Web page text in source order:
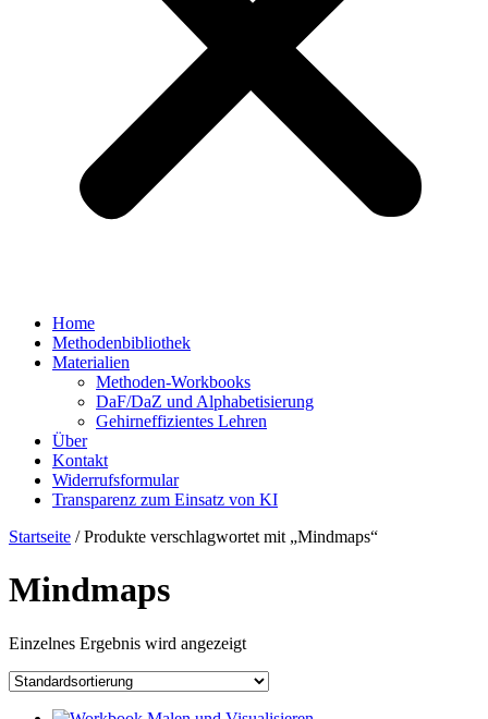
Home
Methodenbibliothek
Materialien
Methoden-Workbooks
DaF/DaZ und Alphabetisierung
Gehirneffizientes Lehren
Über
Kontakt
Widerrufsformular
Transparenz zum Einsatz von KI
Startseite / Produkte verschlagwortet mit „Mindmaps“
Mindmaps
Einzelnes Ergebnis wird angezeigt